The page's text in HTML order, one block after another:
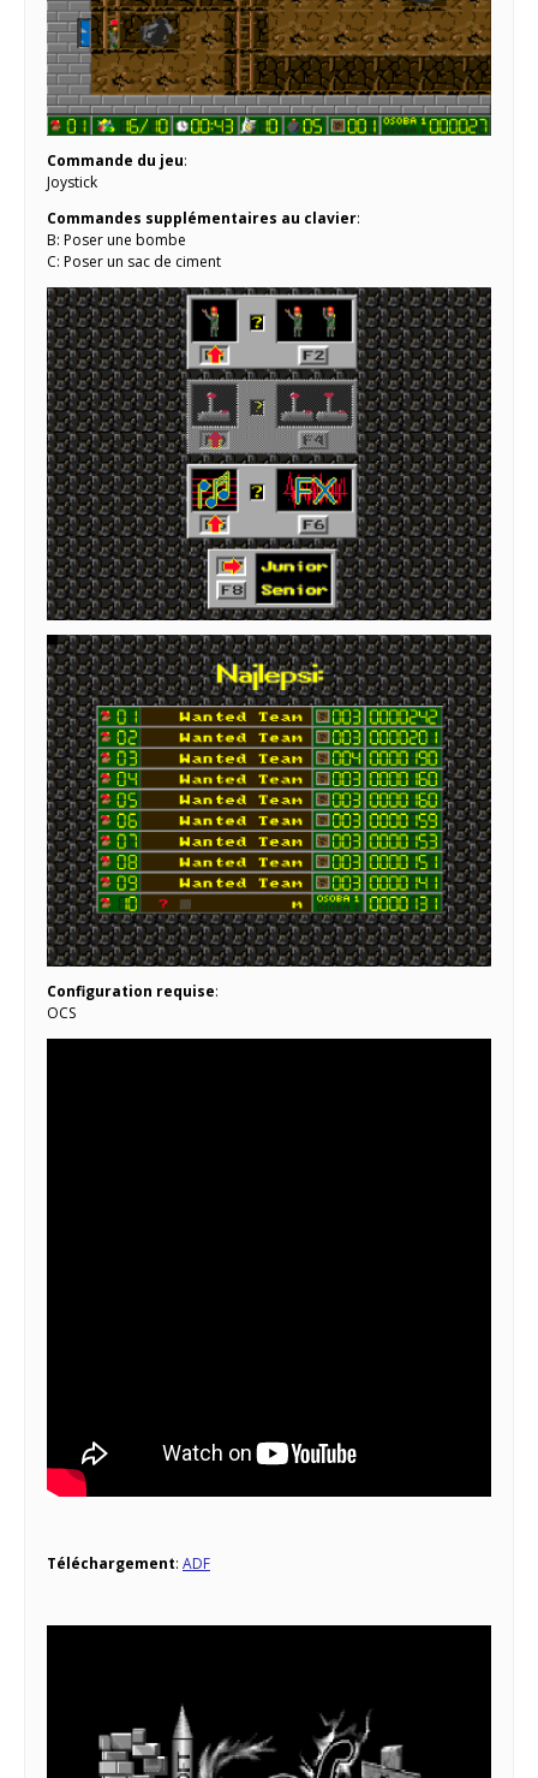
Commande du jeu:
Joystick
Commandes supplémentaires au clavier:
B: Poser une bombe
C: Poser un sac de ciment
Configuration requise:
OCS
Téléchargement: ADF